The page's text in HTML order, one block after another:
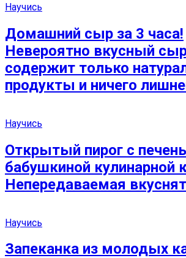
Научись
Домашний сыр за 3 часа!
Невероятно вкусный
содержит только
продукты и ничего
Научись
Открытый пирог с
бабушкиной кулинарной
Непередаваемая
Научись
Запеканка из молодых